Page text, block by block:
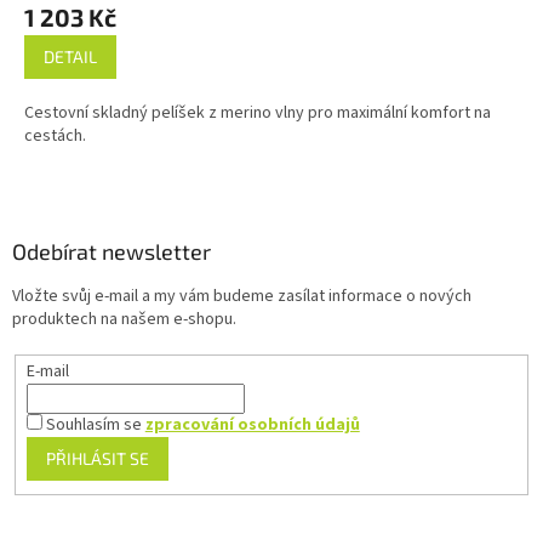
1 203 Kč
DETAIL
Cestovní skladný pelíšek z merino vlny pro maximální komfort na
cestách.
Odebírat newsletter
Vložte svůj e-mail a my vám budeme zasílat informace o nových
produktech na našem e-shopu.
E-mail
Souhlasím sezpracování osobních údajů
PŘIHLÁSIT SE